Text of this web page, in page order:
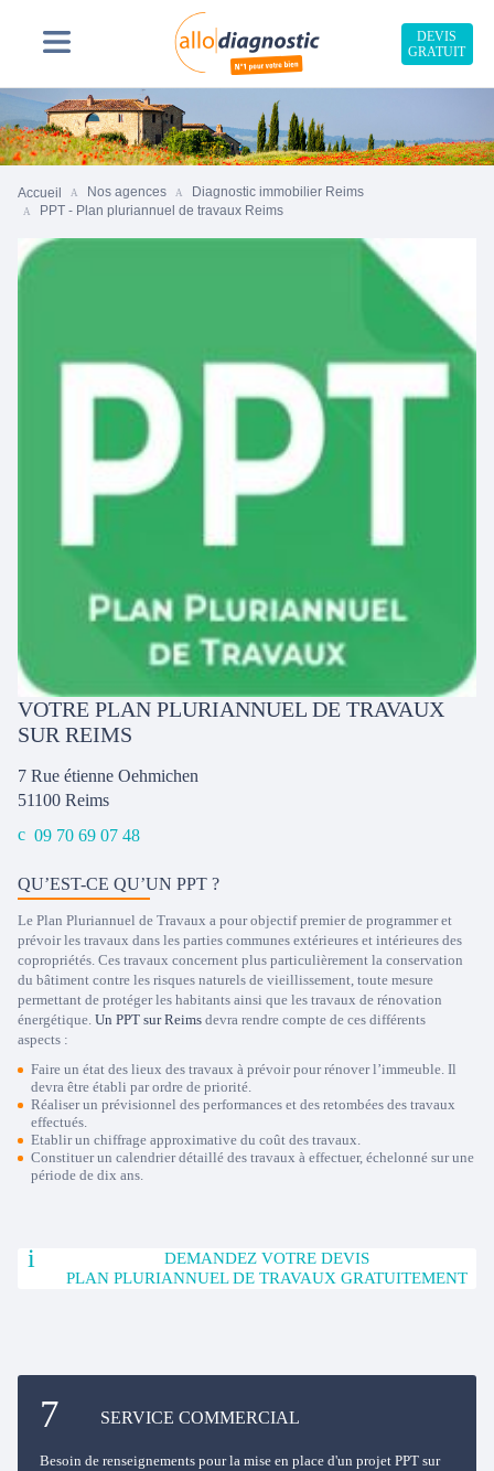
DEVIS
GRATUIT
Accueil Nos agences
Diagnostic immobilier Reims
PPT - Plan pluriannuel de travaux Reims
VOTRE PLAN PLURIANNUEL DE TRAVAUX
SUR REIMS
7 Rue étienne Oehmichen
51100 Reims
09 70 69 07 48
QU’EST-CE QU’UN PPT ?
Le Plan Pluriannuel de Travaux a pour objectif premier de programmer et
prévoir les travaux dans les parties communes extérieures et intérieures des
copropriétés. Ces travaux concernent plus particulièrement la conservation
du bâtiment contre les risques naturels de vieillissement, toute mesure
permettant de protéger les habitants ainsi que les travaux de rénovation
énergétique. Un PPT sur Reims devra rendre compte de ces différents
aspects :
Faire un état des lieux des travaux à prévoir pour rénover l’immeuble. Il
devra être établi par ordre de priorité.
Réaliser un prévisionnel des performances et des retombées des travaux
effectués.
Etablir un chiffrage approximative du coût des travaux.
Constituer un calendrier détaillé des travaux à effectuer, échelonné sur une
période de dix ans.
DEMANDEZ VOTRE DEVIS
PLAN PLURIANNUEL DE TRAVAUX GRATUITEMENT
SERVICE COMMERCIAL
Besoin de renseignements pour la mise en place d'un projet PPT sur